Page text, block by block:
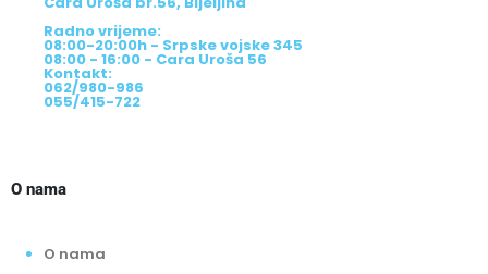
Radno vrijeme:
08:00-20:00h - Srpske vojske 345
08:00 - 16:00 - Cara Uroša 56
Kontakt:
062/980-986
055/415-722
O nama
O nama